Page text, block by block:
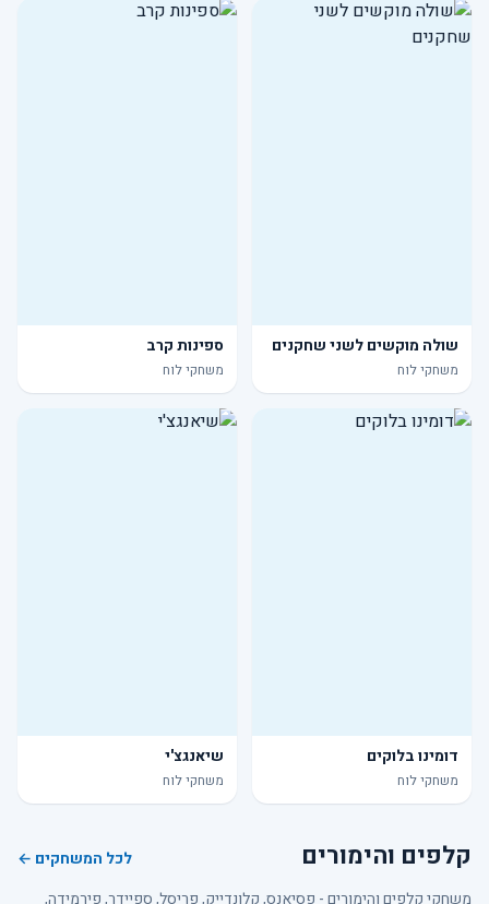
שולה מוקשים לשני שחקנים
משחקי לוח
ספינות קרב
משחקי לוח
דומינו בלוקים
משחקי לוח
שיאנגצ'י
משחקי לוח
קלפים והימורים
לכל המשחקים ←
משחקי קלפים והימורים - פסיאנס, קלונדייק, פריסל, ספיידר, פירמידה,